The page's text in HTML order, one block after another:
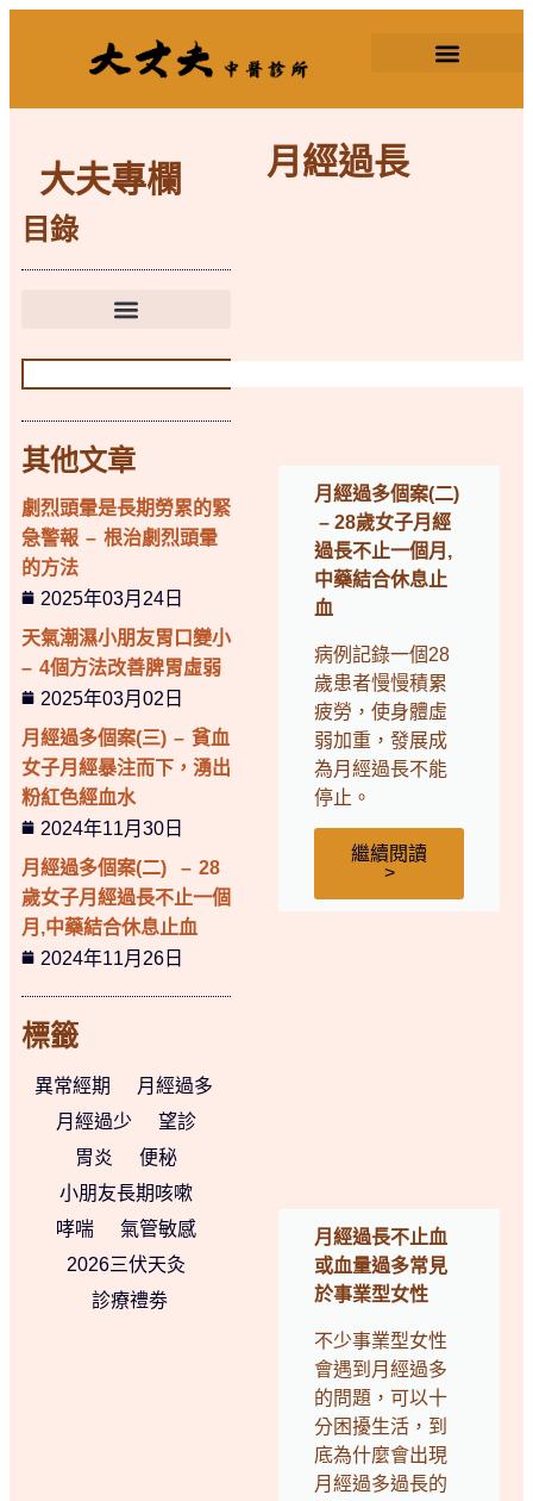
大夫專欄
目錄
其他文章
劇烈頭暈是長期勞累的緊
急警報 – 根治劇烈頭暈
的方法
2025年03月24日
天氣潮濕小朋友胃口變小
– 4個方法改善脾胃虛弱
2025年03月02日
月經過多個案(三) – 貧血
女子月經暴注而下，湧出
粉紅色經血水
2024年11月30日
月經過多個案(二) – 28
歲女子月經過長不止一個
月,中藥結合休息止血
2024年11月26日
標籤
異常經期
月經過多
月經過少
望診
胃炎
便秘
小朋友長期咳嗽
哮喘
氣管敏感
2026三伏天灸
診療禮劵
月經過長
月經過多個案(二)
– 28歲女子月經
過長不止一個月,
中藥結合休息止
血
病例記錄一個28
歲患者慢慢積累
疲勞，使身體虛
弱加重，發展成
為月經過長不能
停止。
繼續閱讀
>
月經過長不止血
或血量過多常見
於事業型女性
不少事業型女性
會遇到月經過多
的問題，可以十
分困擾生活，到
底為什麼會出現
月經過多過長的